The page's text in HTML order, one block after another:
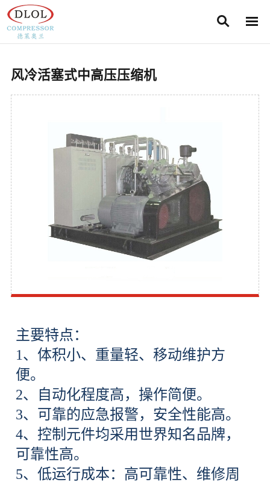
Search
Search
风冷活塞式中高压压缩机
主要特点：
1、体积小、重量轻、移动维护方
便。
2、自动化程度高，操作简便。
3、可靠的应急报警，安全性能高。
4、控制元件均采用世界知名品牌，
可靠性高。
5、低运行成本：高可靠性、维修周